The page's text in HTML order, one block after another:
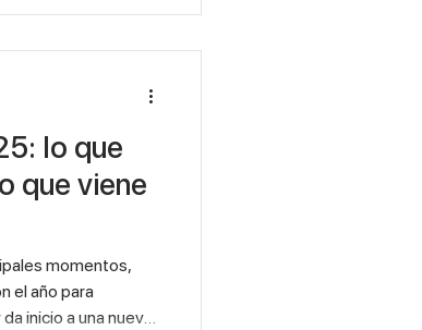
lo que
que viene
momentos,
el año para
inicio a una nueva